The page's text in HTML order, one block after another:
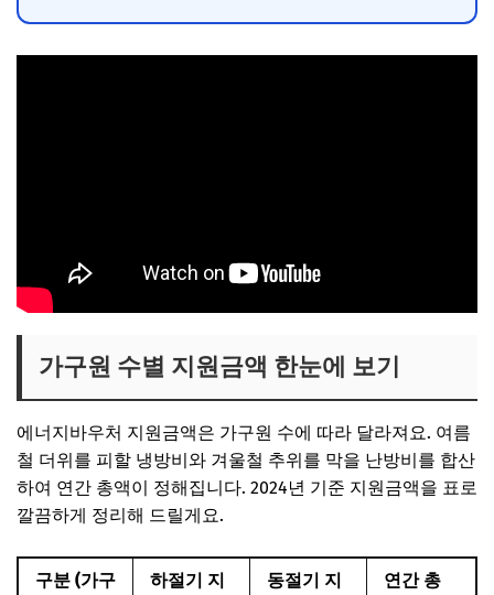
가구원 수별 지원금액 한눈에 보기
에너지바우처 지원금액은 가구원 수에 따라 달라져요. 여름
철 더위를 피할 냉방비와 겨울철 추위를 막을 난방비를 합산
하여 연간 총액이 정해집니다. 2024년 기준 지원금액을 표로
깔끔하게 정리해 드릴게요.
구분 (가구
하절기 지
동절기 지
연간 총